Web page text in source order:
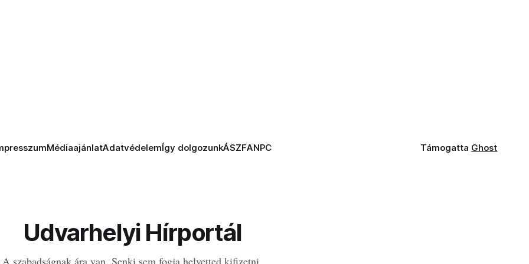
MédiaajánlatAdatvédelemÍgy dolgozunkÁSZFANPC Támogatta Ghost
Udvarhelyi Hírportál
A szabadságnak ára van. Senki sem fogja helyetted kifizetni.